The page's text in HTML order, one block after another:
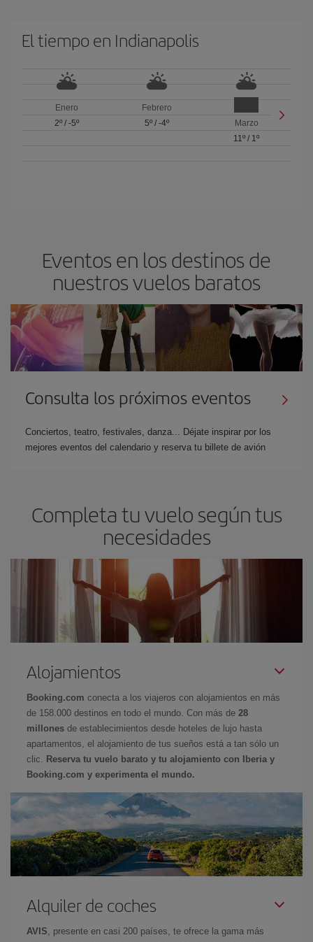
El tiempo en Indianapolis
Enero
2º/ -5º
Febrero
5º/ -4º
Marzo
11º / 1º
Eventos en los destinos de
nuestros vuelos baratos
Consulta los próximos eventos
Conciertos, teatro, festivales, danza... Déjate inspirar por los
mejores eventos del calendario y reserva tu billete de avión
Completa tu vuelo según tus
necesidades
Alojamientos
Booking.com conecta a los viajeros con alojamientos en más
de 158.000 destinos en todo el mundo. Con más de 28
millones de establecimientos desde hoteles de lujo hasta
apartamentos, el alojamiento de tus sueños está a tan sólo un
clic.
Reserva tu vuelo barato y tu alojamiento con Iberia y
Booking.com y experimenta el mundo.
Alquiler de coches
AVIS , presente en casi 200 países, te ofrece la gama más